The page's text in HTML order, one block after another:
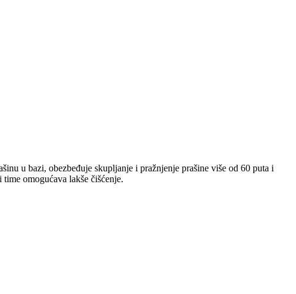
u bazi, obezbeđuje skupljanje i pražnjenje prašine više od 60 puta i
omogućava lakše čišćenje.